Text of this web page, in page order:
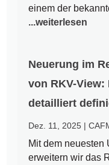
einem der
...weiterlesen
Neuerung im
von RKV-
detailliert
Dez. 11, 2025 |
Mit dem neuesten
erweitern wir das